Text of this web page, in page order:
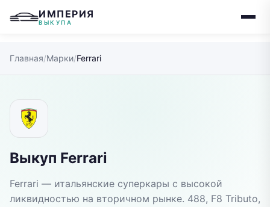
ИМПЕРИЯ
ВЫКУПА
Главная/Марки/Ferrari
Выкуп Ferrari
Ferrari — итальянские суперкары с высокой
ликвидностью на вторичном рынке. 488, F8 Tributo,